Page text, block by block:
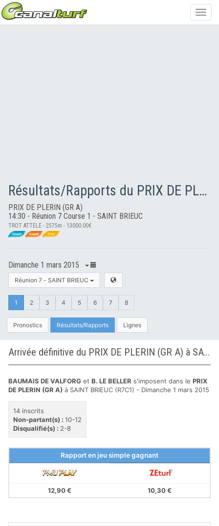
Résultats/Rapports du PRIX DE PLERIN (GR A)
PRIX DE PLERIN (GR A)
14:30 - Réunion 7 Course 1 - SAINT BRIEUC
TROT ATTELE - 2575m - 13000.00€
Dimanche 1 mars 2015
Réunion 7 - SAINT BRIEUC
1 2 3 4 5 6 7 8
Pronostics Résultats/Rapports Lignes
Arrivée définitive du PRIX DE PLERIN (GR A) à SAINT BRIEUC
BAUMAIS DE VALFORG et B. LE BELLER s'imposent dans le PRIX
DE PLERIN (GR A) à SAINT BRIEUC (R7C1) - Dimanche 1 mars 2015
14 inscrits
Non-partant(s) : 10-12
Disqualifié(s) : 2-8
Rapport en jeu simple gagnant
12,90 € 10,30 €